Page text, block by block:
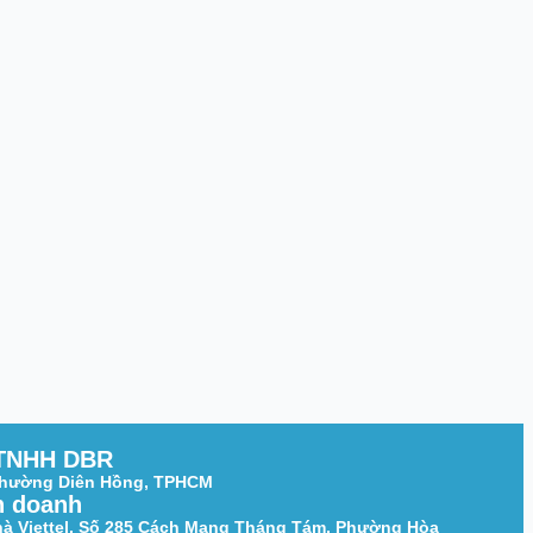
DBR
Diên Hồng, TPHCM
doanh
Viettel, Số 285 Cách Mạng Tháng Tám, Phường Hòa